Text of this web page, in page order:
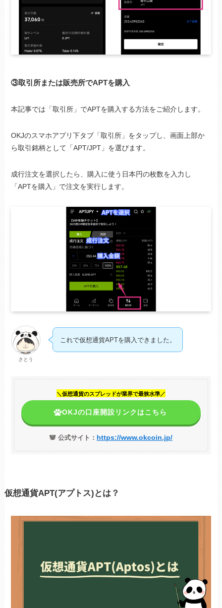
③取引所または販売所でAPTを購入
本記事では「取引所」でAPTを購入する方法をご紹介します。
OKJのスマホアプリ下タブ「取引所」をタップし、画面上部か
ら取引銘柄として「APT/JPT」を選びます。
成行注文を選択したら、購入に使う日本円の枚数を入力し
「APTを購入」で注文を実行します。
さとう
これで仮想通貨APTを購入できました。
＼仮想通貨のスプレッドが業界で最狭水準／
OKJの口座開設リンクはこちら
🐼 公式サイト： https://www.okcoin.jp/
仮想通貨APT(アプトス)とは？